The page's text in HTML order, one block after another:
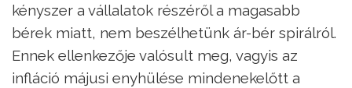
kényszer a vállalatok részéről a magasabb
bérek miatt, nem beszélhetünk ár-bér spirálról.
Ennek ellenkezője valósult meg, vagyis az
infláció májusi enyhülése mindenekelőtt a